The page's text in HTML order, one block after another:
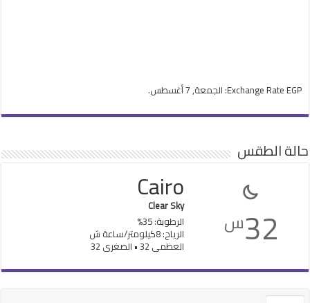
Exchange Rate EGP : الجمعة, 7 أغسطس.
حالة الطقس
32س
Cairo
Clear Sky
الرطوبة: 35%
الرياح: 8كيلومتر/ساعة ش
العظمى 32 • الصغرى 32